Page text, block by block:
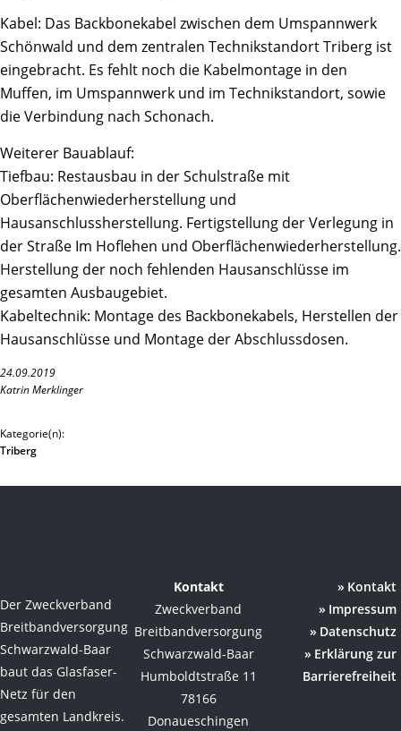
Kabel: Das Backbonekabel zwischen dem Umspannwerk
Schönwald und dem zentralen Technikstandort Triberg ist
eingebracht. Es fehlt noch die Kabelmontage in den
Muffen, im Umspannwerk und im Technikstandort, sowie
die Verbindung nach Schonach.
Weiterer Bauablauf:
Tiefbau: Restausbau in der Schulstraße mit
Oberflächenwiederherstellung und
Hausanschlussherstellung. Fertigstellung der Verlegung in
der Straße Im Hoflehen und Oberflächenwiederherstellung.
Herstellung der noch fehlenden Hausanschlüsse im
gesamten Ausbaugebiet.
Kabeltechnik: Montage des Backbonekabels, Herstellen der
Hausanschlüsse und Montage der Abschlussdosen.
24.09.2019
Katrin Merklinger
Kategorie(n):
Triberg
Der Zweckverband
Breitbandversorgung
Schwarzwald-Baar
baut das Glasfaser-
Netz für den
gesamten Landkreis.
Kontakt
Zweckverband
Breitbandversorgung
Schwarzwald-Baar
Humboldtstraße 11
78166
Donaueschingen
Kontakt
Impressum
Datenschutz
Erklärung zur
Barrierefreiheit